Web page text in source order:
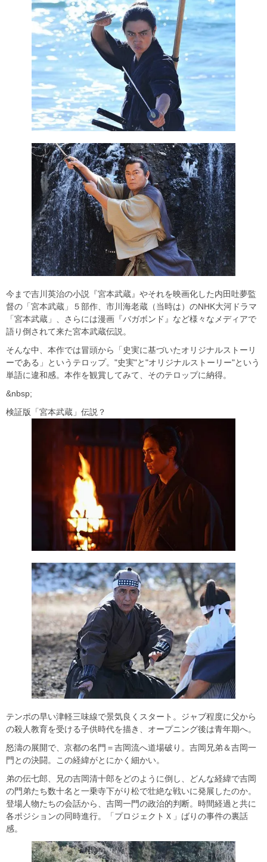
今まで吉川英治の小説『宮本武蔵』やそれを映画化した内田吐夢監
督の「宮本武蔵」５部作、市川海老蔵（当時は）のNHK大河ドラマ
「宮本武蔵」、さらには漫画『バガボンド』など様々なメディアで
語り倒されて来た宮本武蔵伝説。
そんな中、本作では冒頭から「史実に基づいたオリジナルストーリ
ーである」というテロップ。"史実"と"オリジナルストーリー"という
単語に違和感。本作を観賞してみて、そのテロップに納得。
&nbsp;
検証版「宮本武蔵」伝説？
テンポの早い津軽三味線で景気良くスタート。ジャブ程度に父から
の殺人教育を受ける子供時代を描き、オープニング後は青年期へ。
怒濤の展開で、京都の名門＝吉岡流へ道場破り。吉岡兄弟＆吉岡一
門との決闘。この経緯がとにかく細かい。
弟の伝七郎、兄の吉岡清十郎をどのように倒し、どんな経緯で吉岡
の門弟たち数十名と一乗寺下がり松で壮絶な戦いに発展したのか。
登場人物たちの会話から、吉岡一門の政治的判断。時間経過と共に
各ポジションの同時進行。「プロジェクトＸ」ばりの事件の裏話
感。